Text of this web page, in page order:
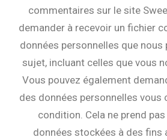
commentaires sur le site
demander à recevoir un fichier
données personnelles que
sujet, incluant celles que vous
Vous pouvez également
des données personnelles vous
condition. Cela ne prend
données stockées à des fins